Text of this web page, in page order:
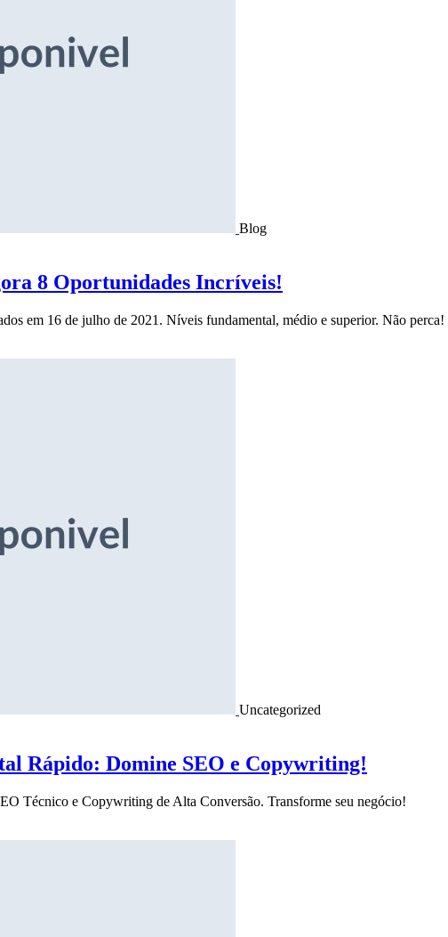
Blog
8 Oportunidades Incríveis!
em 16 de julho de 2021. Níveis fundamental, médio e superior. Não perca!
Uncategorized
Rápido: Domine SEO e Copywriting!
Técnico e Copywriting de Alta Conversão. Transforme seu negócio!